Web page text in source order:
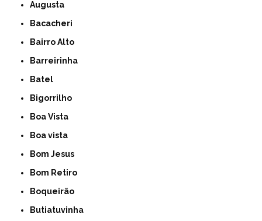
Augusta
Bacacheri
Bairro Alto
Barreirinha
Batel
Bigorrilho
Boa Vista
Boa vista
Bom Jesus
Bom Retiro
Boqueirão
Butiatuvinha